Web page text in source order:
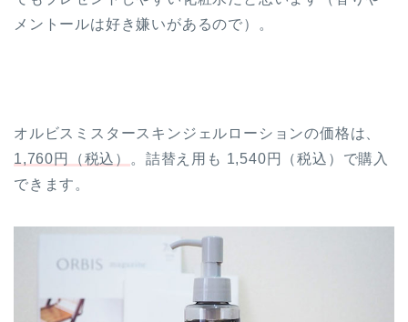
メントールは好き嫌いがあるので）。
オルビスミスタースキンジェルローションの価格は、
1,760円（税込）
。詰替え用も 1,540円（税込）で購入
できます。